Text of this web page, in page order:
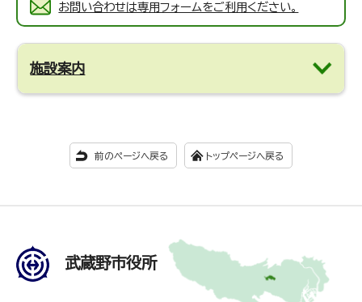
お問い合わせは専用フォームをご利用ください。
施設案内
前のページへ戻る トップページへ戻る
武蔵野市役所